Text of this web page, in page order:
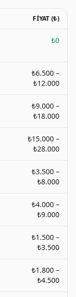
FIYAT (₺)
₺0
₺6.500 –
₺12.000
₺9.000 –
₺18.000
₺15.000 –
₺28.000
₺3.500 –
₺8.000
₺4.000 –
₺9.000
₺1.500 –
₺3.500
₺1.800 –
₺4.500